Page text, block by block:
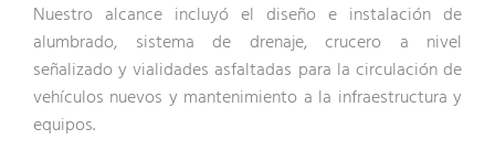
Nuestro alcance incluyó el diseño e instalación de
alumbrado, sistema de drenaje, crucero a nivel
señalizado y vialidades asfaltadas para la circulación de
vehículos nuevos y mantenimiento a la infraestructura y
equipos.